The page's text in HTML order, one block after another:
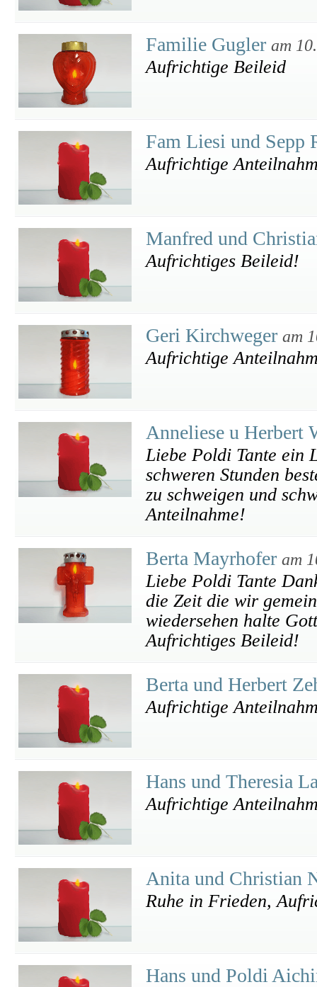
Familie Gugler am
Aufrichtige Beileid
Fam Liesi und Sepp
Aufrichtige
Manfred und
Aufrichtiges Beileid!
Geri Kirchweger am
Aufrichtige
Anneliese u Herbert
Liebe Poldi Tante ein
schweren Stunden
zu schweigen und
Anteilnahme!
Berta Mayrhofer am
Liebe Poldi Tante
die Zeit die wir
wiedersehen halte
Aufrichtiges Beileid!
Berta und Herbert
Aufrichtige
Hans und Theresia
Aufrichtige
Anita und Christian
Ruhe in Frieden,
Hans und Poldi